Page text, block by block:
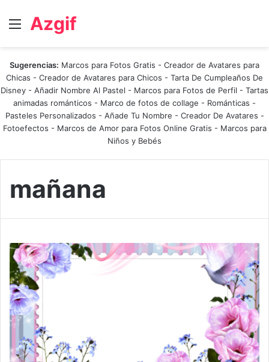
Menú
Azgif
Sugerencias: Marcos para Fotos Gratis - Creador de Avatares para
Chicas - Creador de Avatares para Chicos - Tarta De Cumpleaños De
Disney - Añadir Nombre Al Pastel - Marcos para Fotos de Perfil - Tartas
animadas románticos - Marco de fotos de collage - Románticas -
Pasteles Personalizados - Añade Tu Nombre - Creador De Avatares -
Fotoefectos - Marcos de Amor para Fotos Online Gratis - Marcos para
Niños y Bebés
mañana